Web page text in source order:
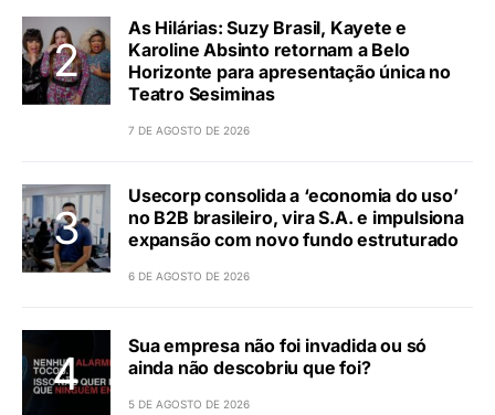
As Hilárias: Suzy Brasil, Kayete e
Karoline Absinto retornam a Belo
Horizonte para apresentação única no
Teatro Sesiminas
7 DE AGOSTO DE 2026
Usecorp consolida a ‘economia do uso’
no B2B brasileiro, vira S.A. e impulsiona
expansão com novo fundo estruturado
6 DE AGOSTO DE 2026
Sua empresa não foi invadida ou só
ainda não descobriu que foi?
5 DE AGOSTO DE 2026